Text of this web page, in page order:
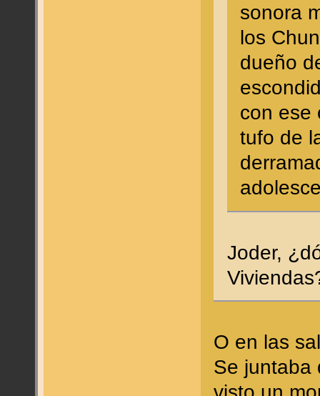
sonora
los
dueño
con ese
tufo de
Joder,
O en las
Se juntaba